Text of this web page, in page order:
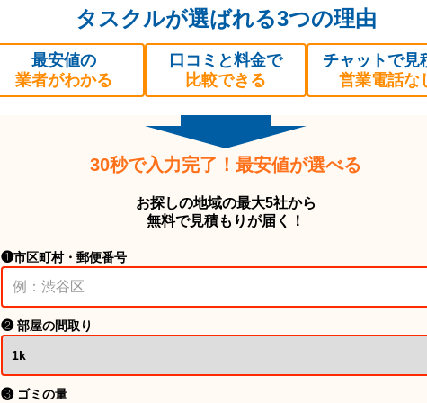
タスクルが選ばれる3つの理由
最安値の
業者がわかる
口コミと料金で
比較できる
チャットで見
営業電話な
30秒で入力完了！最安値が選べる
お探しの地域の最大5社から
無料で見積もりが届く！
❶市区町村・郵便番号
❷ 部屋の間取り
❸ ゴミの量